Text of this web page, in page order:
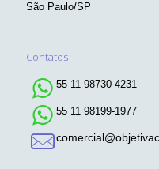
São Paulo/SP
Contatos
55 11 98730-4231
55 11 98199-1977